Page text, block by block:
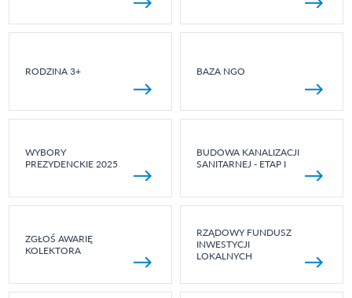
RODZINA 3+ BAZA NGO
WYBORY
PREZYDENCKIE 2025
BUDOWA KANALIZACJI
SANITARNEJ - ETAP I
ZGŁOŚ AWARIĘ
KOLEKTORA
RZĄDOWY FUNDUSZ
INWESTYCJI
LOKALNYCH